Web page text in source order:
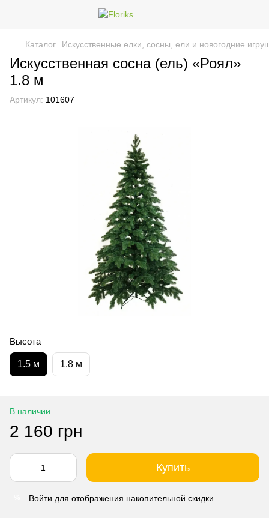
Каталог Искусственные елки, сосны, ели и новогодние
Искусственная сосна (ель) «Роял»
1.8 м
Артикул: 101607
Высота
1.5 м 1.8 м
В наличии
2 160 грн
Купить
Войти для отображения накопительной скидки